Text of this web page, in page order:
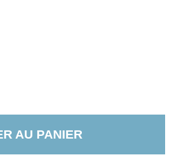
AU PANIER